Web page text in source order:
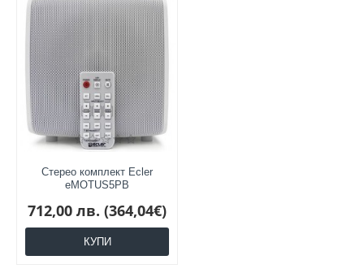
Стерео комплект Ecler
eMOTUS5PB
712,00 лв. (364,04€)
КУПИ